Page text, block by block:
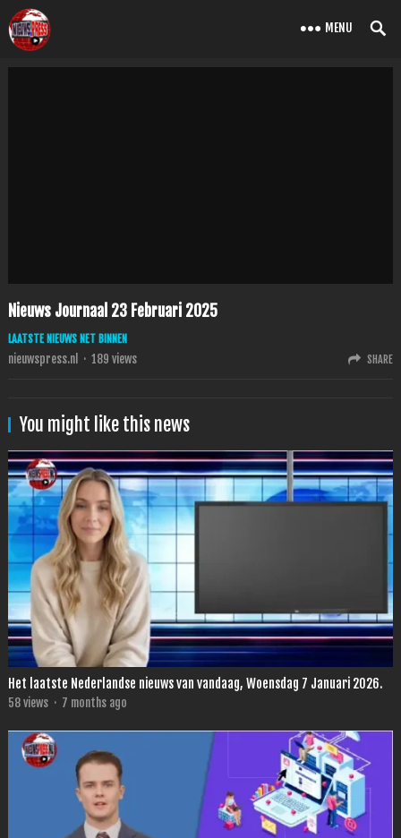
MENU
Nieuws Journaal 23 Februari 2025
LAATSTE NIEUWS NET BINNEN
nieuwspress.nl · 189 views SHARE
You might like this news
Het laatste Nederlandse nieuws van vandaag, Woensdag 7 Januari 2026.
58views · 7 months ago